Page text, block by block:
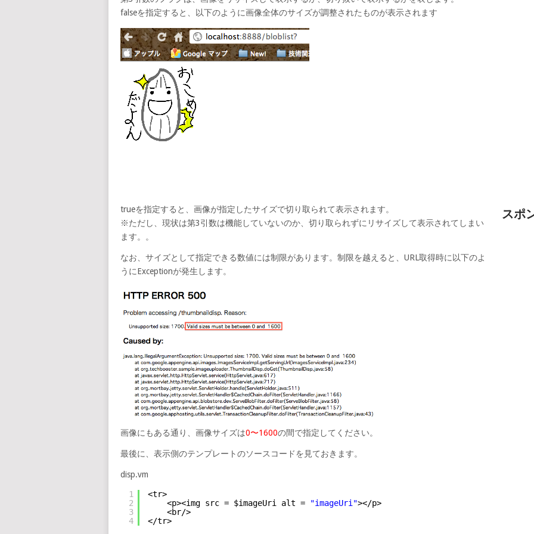
falseを指定すると、以下のように画像全体のサイズが調整されたものが表示されます
trueを指定すると、画像が指定したサイズで切り取られて表示されます。
※ただし、現状は第3引数は機能していないのか、切り取られずにリサイズして表示されてしまい
ます。。
なお、サイズとして指定できる数値には制限があります。制限を越えると、URL取得時に以下のよ
うにExceptionが発生します。
画像にもある通り、画像サイズは0〜1600の間で指定してください。
最後に、表示側のテンプレートのソースコードを見ておきます。
disp.vm
1
2
3
4
<tr>
<p><img src = $imageUri alt =
"imageUri"></p>
<br/>
</tr>
スポ